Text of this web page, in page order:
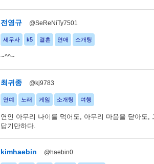
전영규 @SeReNiTy7501
세무사 k5 결혼 연애 소개팅
~^^~
최귀종 @kj9783
연예 노래 게임 소개팅 여행
연인 아무리 나이를 먹어도, 아무리 마음을 닫아도,
답기만하다.
kimhaebin @haebin0